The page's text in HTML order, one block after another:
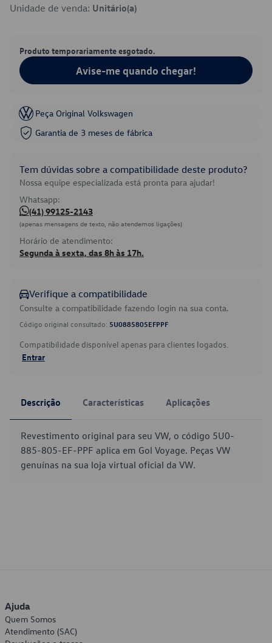
Unidade de venda: Unitário(a)
Produto temporariamente esgotado.
Avise-me quando chegar!
Peça Original Volkswagen
Garantia de 3 meses de fábrica
Tem dúvidas sobre a compatibilidade deste produto?
Nossa equipe especializada está pronta para ajudar!
Whatsapp:
(41) 99125-2143
(apenas mensagens de texto, não atendemos ligações)
Horário de atendimento:
Segunda à sexta, das 8h às 17h.
Verifique a compatibilidade
Consulte a compatibilidade fazendo login na sua conta.
Código original consultado: 5U0885805EFPPF
Compatibilidade disponível apenas para clientes logados.
Entrar
Descrição Características Aplicações
Revestimento original para seu VW, o código 5U0-
885-805-EF-PPF aplica em Gol Voyage. Peças VW
genuínas na sua loja virtual oficial da VW.
Ajuda
Quem Somos
Atendimento (SAC)